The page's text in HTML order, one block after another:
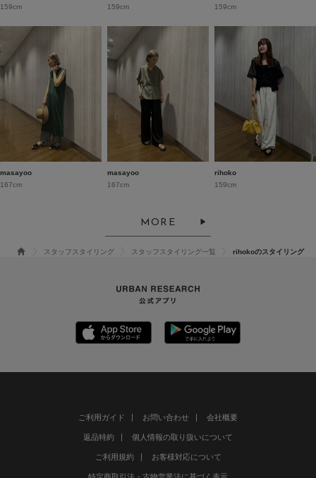
159cm
159cm
159cm
masayoo
167cm
masayoo
167cm
rihoko
159cm
MORE
スタッフスタイリング スタッフスタイリング一覧 rihokoのスタイリング
ご利用ガイド お問い合わせ 会社概要
返品特約 個人情報の取り扱いについて
ご利用規約 お客様対応について